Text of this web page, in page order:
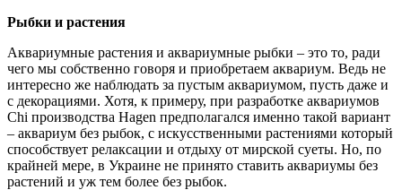
Рыбки и растения
Аквариумные растения и аквариумные рыбки – это то, ради
чего мы собственно говоря и приобретаем аквариум. Ведь не
интересно же наблюдать за пустым аквариумом, пусть даже и
с декорациями. Хотя, к примеру, при разработке аквариумов
Chi производства Hagen предполагался именно такой вариант
– аквариум без рыбок, с искусственными растениями который
способствует релаксации и отдыху от мирской суеты. Но, по
крайней мере, в Украине не принято ставить аквариумы без
растений и уж тем более без рыбок.